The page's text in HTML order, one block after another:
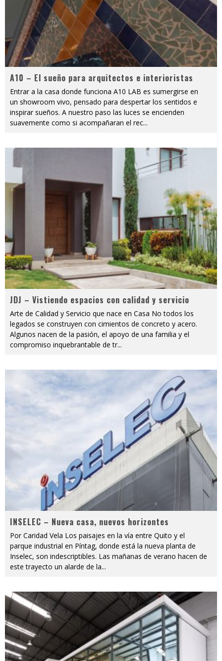
A10 – El sueño para arquitectos e interioristas
Entrar a la casa donde funciona A10 LAB es sumergirse en
un showroom vivo, pensado para despertar los sentidos e
inspirar sueños. A nuestro paso las luces se encienden
suavemente como si acompañaran el rec...
JDJ – Vistiendo espacios con calidad y servicio
Arte de Calidad y Servicio que nace en Casa No todos los
legados se construyen con cimientos de concreto y acero.
Algunos nacen de la pasión, el apoyo de una familia y el
compromiso inquebrantable de tr...
INSELEC – Nueva casa, nuevos horizontes
Por Caridad Vela Los paisajes en la vía entre Quito y el
parque industrial en Píntag, donde está la nueva planta de
Inselec, son indescriptibles. Las mañanas de verano hacen de
este trayecto un alarde de la...